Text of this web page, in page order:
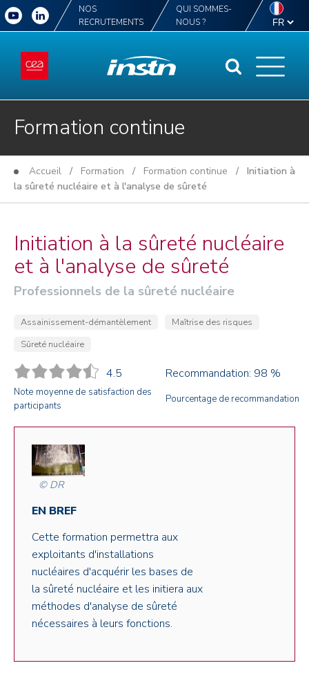
NOS
RECRUTEMENTS
QUI SOMMES-
NOUS ?
Formation continue
Accueil / Formation / Formation continue / Initiation à
la sûreté nucléaire et à l'analyse de sûreté
Initiation à la sûreté nucléaire
et à l'analyse de sûreté
Professionnels de la sûreté nucléaire
Assainissement-démantèlement
Maîtrise des risques
Sûreté nucléaire
4.5 Recommandation: 98 %
Note moyenne de satisfaction des
participants
Pourcentage de recommandation
© DR
EN BREF
Cette formation permettra aux
exploitants d'installations
nucléaires d'acquérir les bases de
la sûreté nucléaire et les initiera aux
méthodes d'analyse de sûreté
nécessaires à leurs fonctions.